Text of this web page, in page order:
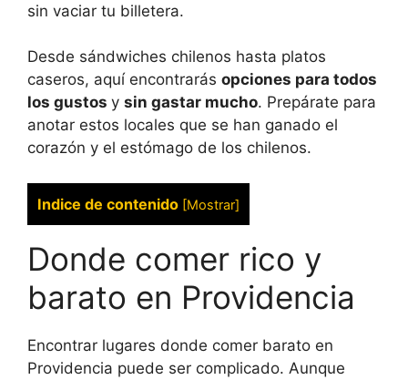
sin vaciar tu billetera.
Desde sándwiches chilenos hasta platos
caseros, aquí encontrarás opciones para todos
los gustos y sin gastar mucho. Prepárate para
anotar estos locales que se han ganado el
corazón y el estómago de los chilenos.
Indice de contenido [Mostrar]
Donde comer rico y
barato en Providencia
Encontrar lugares donde comer barato en
Providencia puede ser complicado. Aunque